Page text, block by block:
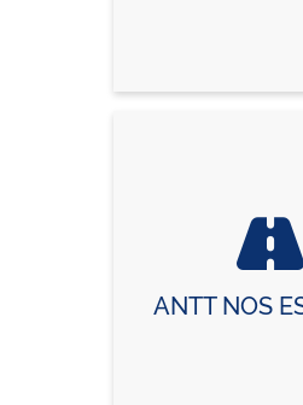
ANTT NOS